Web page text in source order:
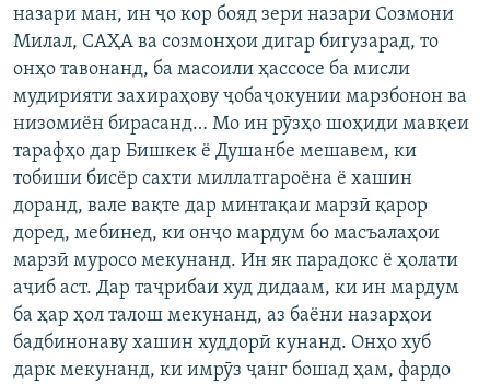
назари ман, ин ҷо кор бояд зери назари Созмони
Милал, САҲА ва созмонҳои дигар бигузарад, то
онҳо тавонанд, ба масоили ҳассосе ба мисли
мудирияти захираҳову ҷобаҷокунии марзбонон ва
низомиён бирасанд… Мо ин рӯзҳо шоҳиди мавқеи
тарафҳо дар Бишкек ё Душанбе мешавем, ки
тобиши бисёр сахти миллатгароёна ё хашин
доранд, вале вақте дар минтақаи марзӣ қарор
доред, мебинед, ки онҷо мардум бо масъалаҳои
марзӣ муросо мекунанд. Ин як парадокс ё ҳолати
аҷиб аст. Дар таҷрибаи худ дидаам, ки ин мардум
ба ҳар ҳол талош мекунанд, аз баёни назарҳои
бадбинонаву хашин худдорӣ кунанд. Онҳо хуб
дарк мекунанд, ки имрӯз ҷанг бошад ҳам, фардо